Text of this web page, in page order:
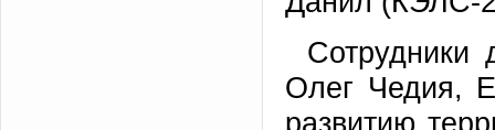
Сотрудники
Олег Чедия,
развитию